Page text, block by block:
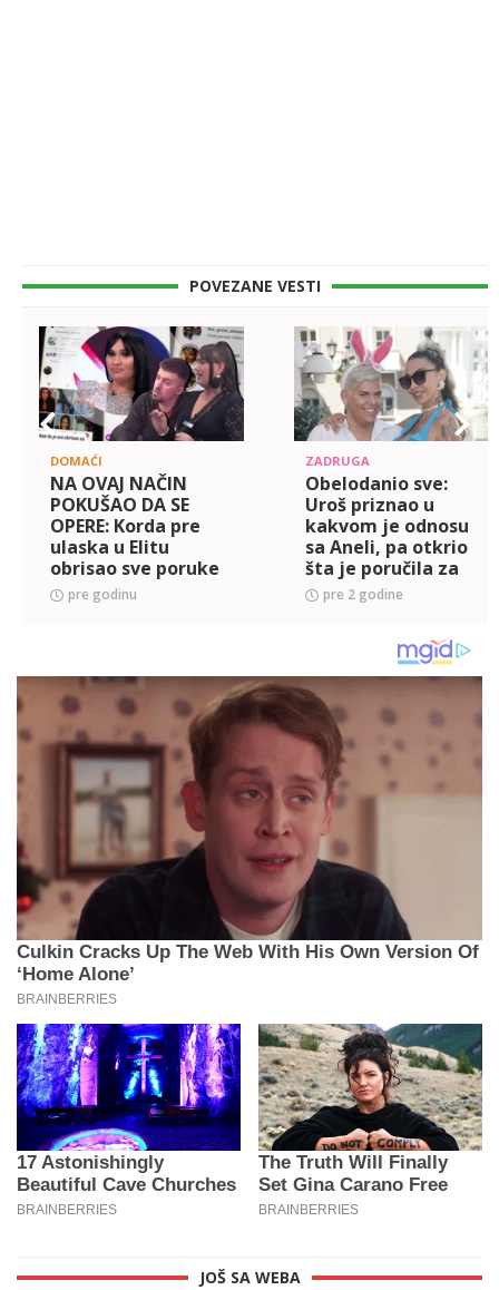
POVEZANE VESTI
DOMAĆI
NA OVAJ NAČIN
POKUŠAO DA SE
OPERE: Korda pre
ulaska u Elitu
obrisao sve poruke
sa Aleksandrom
Vučenović, Ivana
pre godinu
ZADRUGA
Obelodanio sve:
Uroš priznao u
kakvom je odnosu
sa Aneli, pa otkrio
šta je poručila za
Janjuša! (VIDEO)
pre 2 godine
JOŠ SA WEBA